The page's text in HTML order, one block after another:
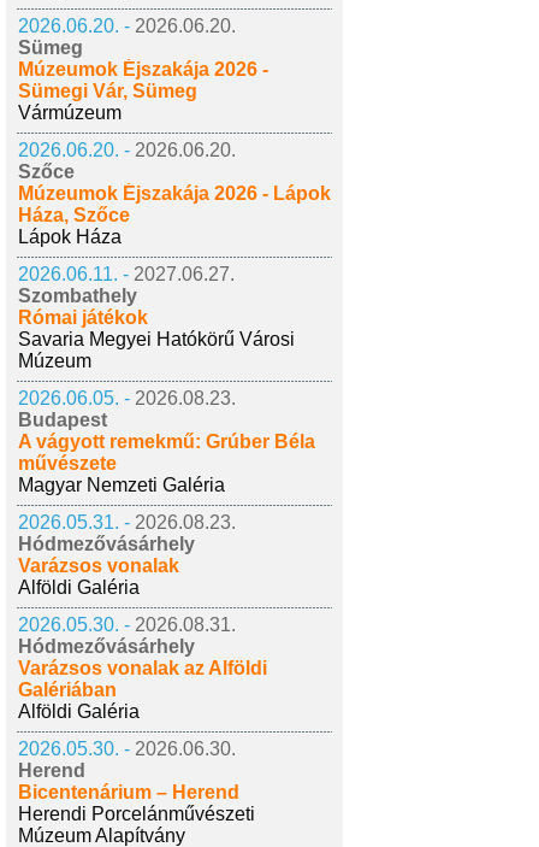
2026.06.20. - 2026.06.20.
Sümeg
Múzeumok Éjszakája 2026 -
Sümegi Vár, Sümeg
Vármúzeum
2026.06.20. - 2026.06.20.
Szőce
Múzeumok Éjszakája 2026 - Lápok
Háza, Szőce
Lápok Háza
2026.06.11. - 2027.06.27.
Szombathely
Római játékok
Savaria Megyei Hatókörű Városi
Múzeum
2026.06.05. - 2026.08.23.
Budapest
A vágyott remekmű: Grúber Béla
művészete
Magyar Nemzeti Galéria
2026.05.31. - 2026.08.23.
Hódmezővásárhely
Varázsos vonalak
Alföldi Galéria
2026.05.30. - 2026.08.31.
Hódmezővásárhely
Varázsos vonalak az Alföldi
Galériában
Alföldi Galéria
2026.05.30. - 2026.06.30.
Herend
Bicentenárium – Herend
Herendi Porcelánművészeti
Múzeum Alapítvány